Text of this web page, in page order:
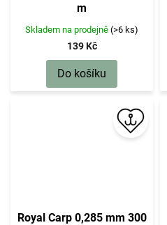
m
Skladem na prodejně (>6 ks)
139 Kč
Do košíku
Royal Carp 0,285 mm 300